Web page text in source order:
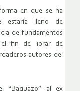
en que se ha
estaría lleno de
de fundamentos
el fin de librar de
autores del
“Baguazo” al ex